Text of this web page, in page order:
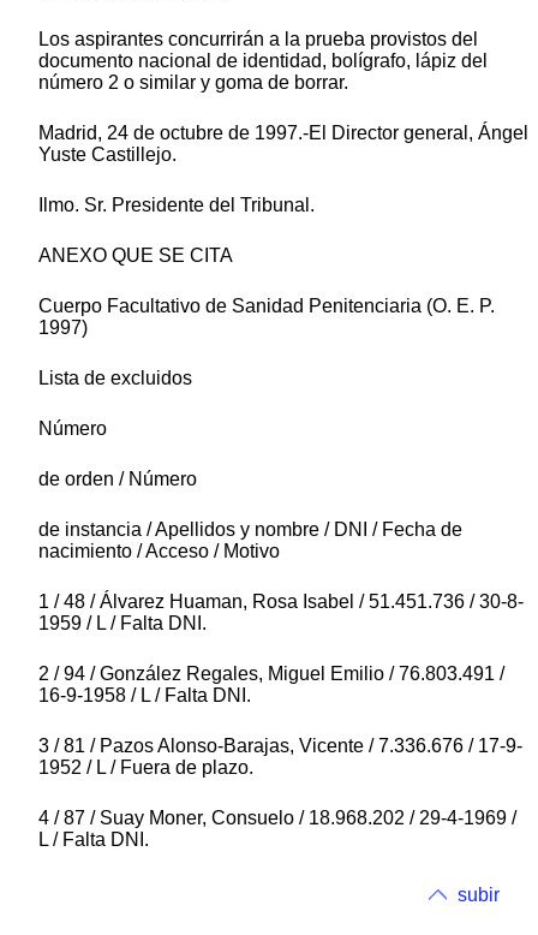
Los aspirantes concurrirán a la prueba provistos del
documento nacional de identidad, bolígrafo, lápiz del
número 2 o similar y goma de borrar.
Madrid, 24 de octubre de 1997.-El Director general, Ángel
Yuste Castillejo.
Ilmo. Sr. Presidente del Tribunal.
ANEXO QUE SE CITA
Cuerpo Facultativo de Sanidad Penitenciaria (O. E. P.
1997)
Lista de excluidos
Número
de orden / Número
de instancia / Apellidos y nombre / DNI / Fecha de
nacimiento / Acceso / Motivo
1 / 48 / Álvarez Huaman, Rosa Isabel / 51.451.736 / 30-8-
1959 / L / Falta DNI.
2 / 94 / González Regales, Miguel Emilio / 76.803.491 /
16-9-1958 / L / Falta DNI.
3 / 81 / Pazos Alonso-Barajas, Vicente / 7.336.676 / 17-9-
1952 / L / Fuera de plazo.
4 / 87 / Suay Moner, Consuelo / 18.968.202 / 29-4-1969 /
L / Falta DNI.
subir